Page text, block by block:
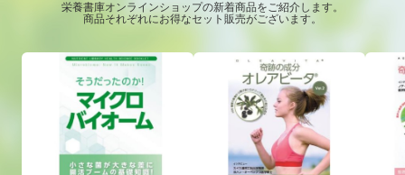
栄養書庫オンラインショップの新着商品をご紹介します。
商品それぞれにお得なセット販売がございます。